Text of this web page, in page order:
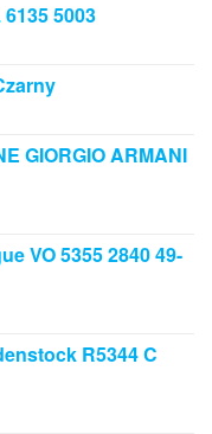
5003
GIORGIO ARMANI
VO 5355 2840 49-
R5344 C